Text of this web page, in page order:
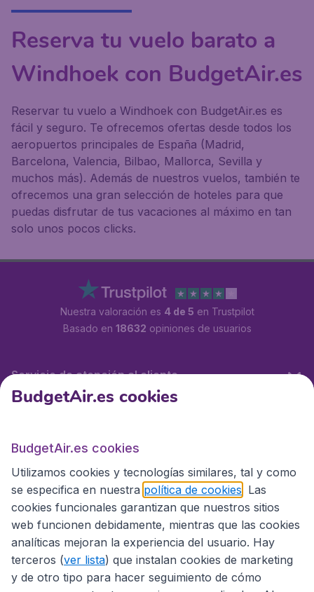
Reserva tu vuelo barato a
Windhoek con BudgetAir.es
Reservar tu vuelo a Windhoek con BudgetAir.es es
fácil y seguro. Te ofrecemos ofertas desde todos los
aeropuertos principales de España (Madrid,
Barcelona, Valencia, Bilbao, Mallorca, Sevilla y
muchos más). Además de nuestros vuelos, también te
ofrecemos una gran selección de hoteles para que
puedas disfrutar de tus vacaciones al máximo en tan
solo unos pocos clicks.
Nuestra valoración es 4 de 5 en Trustpilot
Basado en 18632 opiniones de usuarios
Servicio de atención al cliente
Sitios internacionales
BudgetAir.es cookies
BudgetAir.es cookies
Utilizamos cookies y tecnologías similares, tal y como
se especifica en nuestra política de cookies . Las
cookies funcionales garantizan que nuestros sitios
web funcionen debidamente, mientras que las cookies
analíticas mejoran la experiencia del usuario. Hay
terceros (ver lista) que instalan cookies de marketing
y de otro tipo para hacer seguimiento de cómo